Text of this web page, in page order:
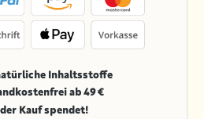
Inhaltsstoffe
ab 49 €
Kauf spendet!